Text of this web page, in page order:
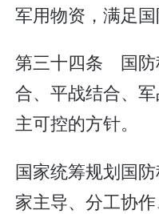
军用物资，满足国
第三十四条 国防
合、平战结合、
主可控的方针。
国家统筹规划国
家主导、分工协